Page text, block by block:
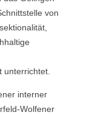
von
unterrichtet.
interner
Wolfener